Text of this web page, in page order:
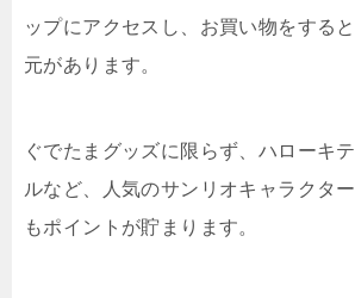
ップにアクセスし、お買い物をすると
元があります。
ぐでたまグッズに限らず、ハローキ
ルなど、人気のサンリオキャラクタ
もポイントが貯まります。